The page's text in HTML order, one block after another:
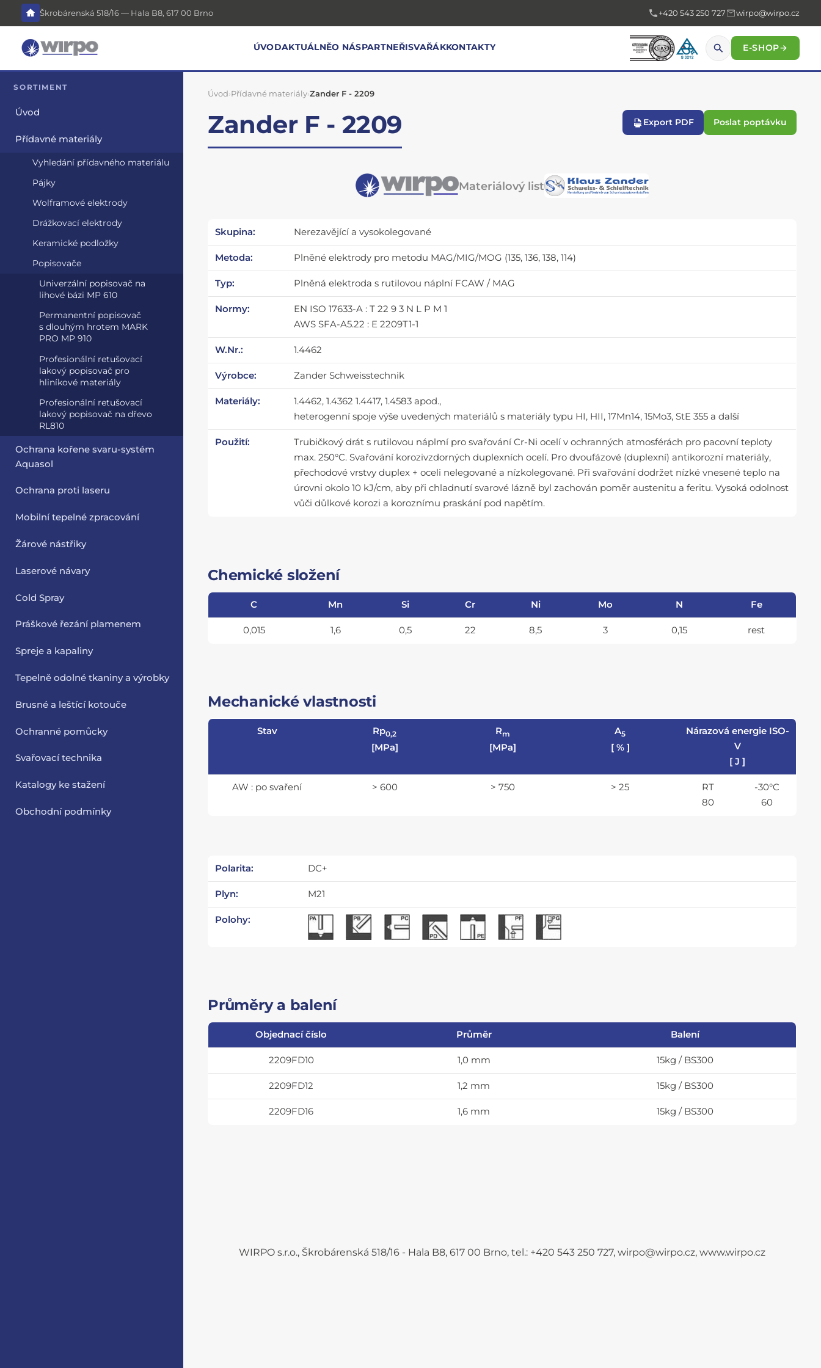
Škrobárenská 518/16 — Hala B8, 617 00 Brno +420 543 250 727 wirpo@wirpo.cz
ÚVODAKTUÁLNĚO NÁSPARTNEŘISVAŘÁKKONTAKTY E-SHOP→
SORTIMENT
Úvod
Přídavné materiály
Vyhledání přídavného materiálu
Pájky
Wolframové elektrody
Drážkovací elektrody
Keramické podložky
Popisovače
Univerzální popisovač na
lihové bázi MP 610
Permanentní popisovač
s dlouhým hrotem MARK
PRO MP 910
Profesionální retušovací
lakový popisovač pro
hliníkové materiály
Profesionální retušovací
lakový popisovač na dřevo
RL810
Ochrana kořene svaru-systém
Aquasol
Ochrana proti laseru
Mobilní tepelné zpracování
Žárové nástřiky
Laserové návary
Cold Spray
Práškové řezání plamenem
Spreje a kapaliny
Tepelně odolné tkaniny a výrobky
Brusné a leštící kotouče
Ochranné pomůcky
Svařovací technika
Katalogy ke stažení
Obchodní podmínky
Úvod›Přídavné materiály›Zander F - 2209
Zander F - 2209 Export PDF Poslat poptávku
Materiálový list
Skupina: Nerezavějící a vysokolegované
Metoda: Plněné elektrody pro metodu MAG/MIG/MOG (135, 136, 138, 114)
Typ: Plněná elektroda s rutilovou náplní FCAW / MAG
Normy:
EN ISO 17633-A : T 22 9 3 N L P M 1
AWS SFA-A5.22 : E 2209T1-1
W.Nr.: 1.4462
Výrobce: Zander Schweisstechnik
Materiály:
1.4462, 1.4362 1.4417, 1.4583 apod.,
heterogenní spoje výše uvedených materiálů s materiály typu HI, HII, 17Mn14, 15Mo3, StE 355 a další
Použití:
Trubičkový drát s rutilovou náplmí pro svařování Cr-Ni ocelí v ochranných atmosférách pro pacovní teploty
max. 250°C. Svařování korozivzdorných duplexních ocelí. Pro dvoufázové (duplexní) antikorozní materiály,
přechodové vrstvy duplex + oceli nelegované a nízkolegované. Při svařování dodržet nízké vnesené teplo na
úrovni okolo 10 kJ/cm, aby při chladnutí svarové lázně byl zachován poměr austenitu a feritu. Vysoká odolnost
vůči důlkové korozi a koroznímu praskání pod napětím.
Chemické složení
C Mn Si Cr Ni Mo N Fe
0,015 1,6 0,5 22 8,5 3 0,15 rest
Mechanické vlastnosti
Stav Rp0,2
[MPa]
Rm
[MPa]
A5
[ % ]
Nárazová energie ISO-
V
[ J ]
AW : po svaření > 600 > 750 > 25
RT
80
-30°C
60
Polarita: DC+
Plyn: M21
Polohy:
Průměry a balení
Objednací číslo Průměr Balení
2209FD10 1,0 mm 15kg / BS300
2209FD12 1,2 mm 15kg / BS300
2209FD16 1,6 mm 15kg / BS300
WIRPO s.r.o., Škrobárenská 518/16 - Hala B8, 617 00 Brno, tel.: +420 543 250 727, wirpo@wirpo.cz, www.wirpo.cz